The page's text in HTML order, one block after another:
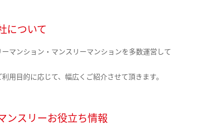
について
ーマンション・マンスリーマンションを多数運営して
用目的に応じて、幅広くご紹介させて頂きます。
ンスリーお役立ち情報